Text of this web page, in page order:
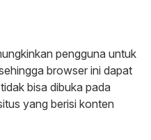
pengguna untuk
browser ini dapat
bisa dibuka pada
yang berisi konten